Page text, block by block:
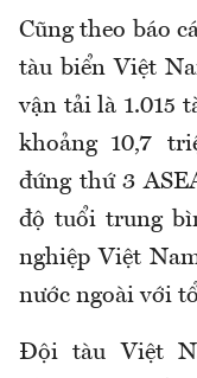
Cũng theo báo
tàu biển Việt
vận tải là 1.015
khoảng 10,7
đứng thứ 3
độ tuổi trung
nghiệp Việt
nước ngoài với
Đội tàu Việt